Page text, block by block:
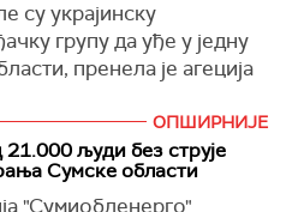
рекао да остаје да се
у Русији налазе трупе
новинарима, користећи
Кореје, Демократска
су украјинску
групу да уђе у једну
пренела је агеција
уништено је помоћу
служба одељења на
ОПШИРНИЈЕ
људи без струје
Сумске области
"Сумиобленерго"